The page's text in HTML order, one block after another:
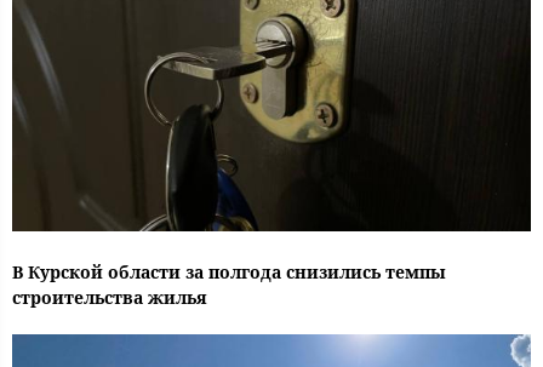
В Курской области за полгода снизились темпы
строительства жилья